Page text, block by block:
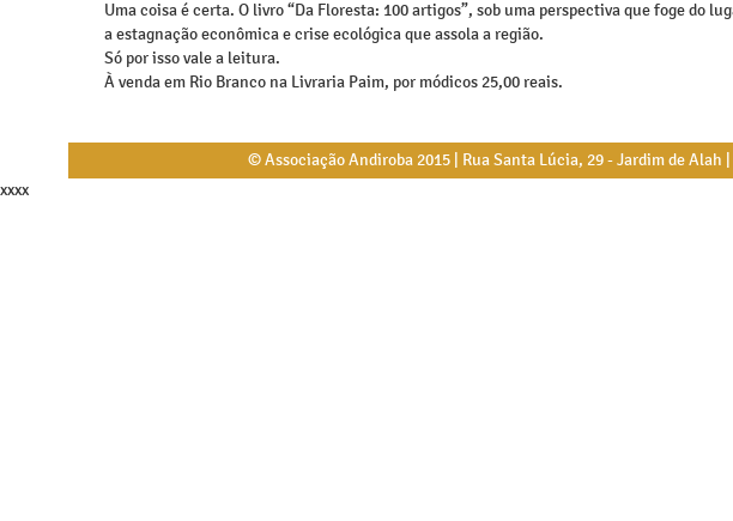
Uma coisa é certa. O livro “Da Floresta: 100 artigos”, sob uma perspectiva que foge do
a estagnação econômica e crise ecológica que assola a região.
Só por isso vale a leitura.
À venda em Rio Branco na Livraria Paim, por módicos 25,00 reais.
© Associação Andiroba 2015 | Rua Santa Lúcia, 29 - Jardim de
xxxx